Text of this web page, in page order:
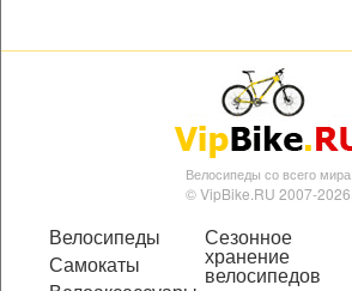
Велосипеды со всего мира
© VipBike.RU 2007-2026
Велосипеды
Самокаты
Сезонное
хранение
велосипедов